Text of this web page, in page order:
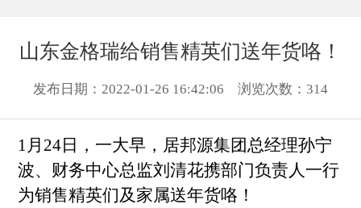
山东金格瑞给销售精英们送年货咯！
发布日期：2022-01-26 16:42:06 浏览次数： 314
1月24日，一大早，居邦源集团总经理孙宁
波、财务中心总监刘清花携部门负责人一行
为销售精英们及家属送年货咯！